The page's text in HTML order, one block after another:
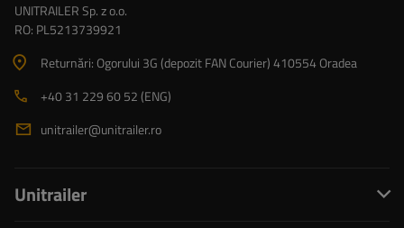
UNITRAILER Sp. z o.o.
RO: PL5213739921
Returnări: Ogorului 3G (depozit FAN Courier) 410554 Oradea
+40 31 229 60 52 (ENG)
unitrailer@unitrailer.ro
Unitrailer